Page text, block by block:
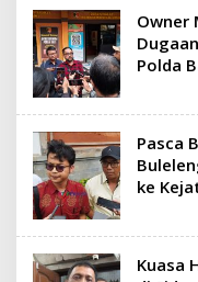
Owner
Polda
Pasca
ke
Kuasa